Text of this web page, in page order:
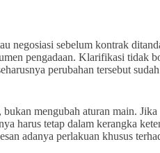
negosiasi sebelum kontrak
pengadaan. Klarifikasi tidak
perubahan tersebut
mengubah aturan main.
harus tetap dalam kerangka
adanya perlakuan khusus